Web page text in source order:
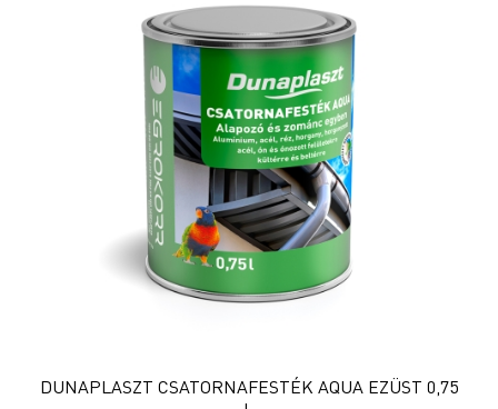
DUNAPLASZT CSATORNAFESTÉK AQUA EZÜST 0,75